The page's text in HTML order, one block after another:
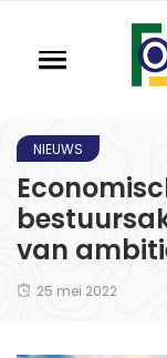
NIEUWS
van
25 mei 2022